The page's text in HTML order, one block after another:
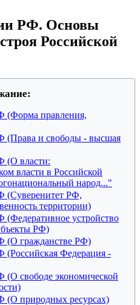
РФ. Основы
Российской
(Форма правления,
(Права и свободы - высшая
(О власти:
власти в Российской
народ..."
(Суверенитет РФ,
территории)
(Федеративное устройство
РФ)
(О гражданстве РФ)
(Российская Федерация -
(О свободе экономической
(О природных ресурсах)